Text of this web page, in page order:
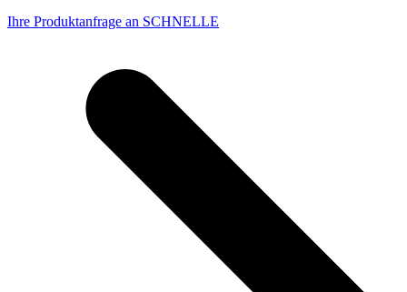
Ihre Produktanfrage an SCHNELLE